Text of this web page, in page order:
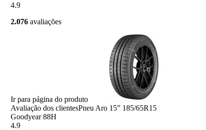
4.9
2.076 avaliações
Ir para página do produto
Avaliação dos clientesPneu Aro 15” 185/65R15
Goodyear 88H
4.9